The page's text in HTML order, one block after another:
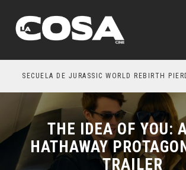
SECUELA DE JURASSIC WORLD REBIRTH
THE IDEA OF YOU:
HATHAWAY
TRAILER